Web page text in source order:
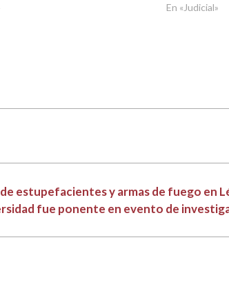
En «Judicial»
estupefacientes y armas de fuego en
fue ponente en evento de